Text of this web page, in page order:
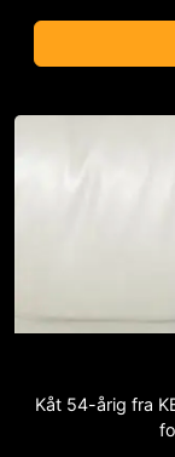
Kåt 54-årig fra